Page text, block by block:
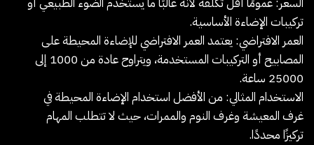
تركيبات الإضاءة الأساسية.
العمر الافتراضي: يعتمد العمر الافتراضي للإضاءة المحيطة على
المصابيح أو التركيبات المستخدمة، ويتراوح عادة من 1000 إلى
25000 ساعة.
الاستخدام المثالي: من الأفضل استخدام الإضاءة المحيطة في
غرف المعيشة وغرف النوم والممرات، حيث لا تتطلب المهام
تركيزًا محددًا.